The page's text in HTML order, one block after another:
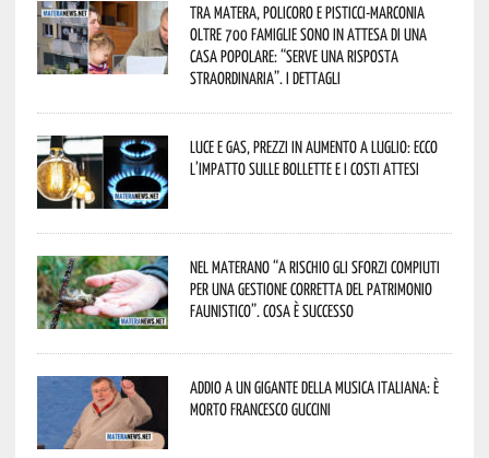
Tra Matera, Policoro e Pisticci-Marconia
oltre 700 famiglie sono in attesa di una
casa popolare: “serve una risposta
straordinaria”. I dettagli
Luce e gas, prezzi in aumento a luglio: ecco
l’impatto sulle bollette e i costi attesi
Nel materano “a rischio gli sforzi compiuti
per una gestione corretta del patrimonio
faunistico”. Cosa è successo
Addio a un gigante della musica italiana: è
morto Francesco Guccini